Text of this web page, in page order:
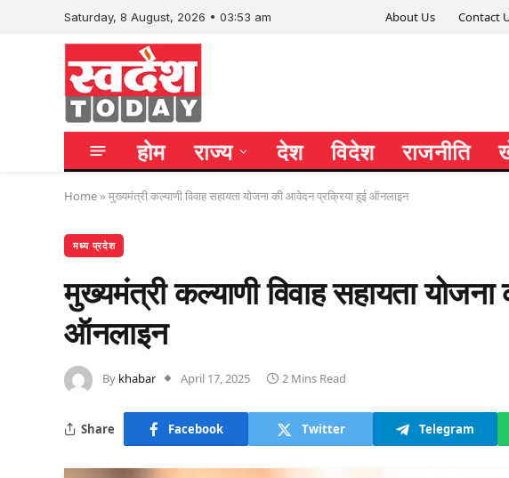
Saturday, 8 August, 2026 • 03:53 am About Us Contact
होम राज्य देश विदेश राजनीति
Home » मुख्यमंत्री कल्याणी विवाह सहायता योजना की आवेदन प्रक्रिया हुई ऑनलाइन
मध्य प्रदेश
मुख्यमंत्री कल्याणी विवाह सहायता
ऑनलाइन
By khabar April 17, 2025 2 Mins Read
Share Facebook Twitter Telegram